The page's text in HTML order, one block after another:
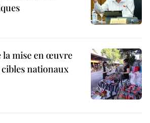
la mise en œuvre
nationaux